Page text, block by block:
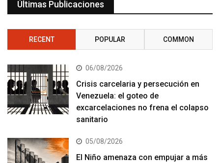
Últimas Publicaciones
RECENT POPULAR COMMON
06/08/2026
Crisis carcelaria y persecución en
Venezuela: el goteo de
excarcelaciones no frena el colapso
sanitario
05/08/2026
El Niño amenaza con empujar a más